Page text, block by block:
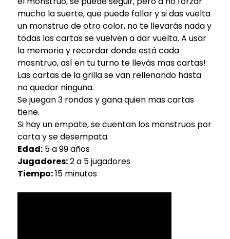
mucho la suerte, que puede fallar y si das vuelta
un monstruo de otro color, no te llevarás nada y
todas las cartas se vuelven a dar vuelta. A usar
la memoria y recordar donde está cada
mosntruo, así en tu turno te llevás mas cartas!
Las cartas de la grilla se van rellenando hasta
no quedar ninguna.
Se juegan 3 rondas y gana quien mas cartas
tiene.
Si hay un empate, se cuentan los monstruos por
carta y se desempata.
Edad:5 a 99 años
Jugadores:2 a 5 jugadores
Tiempo:15 minutos